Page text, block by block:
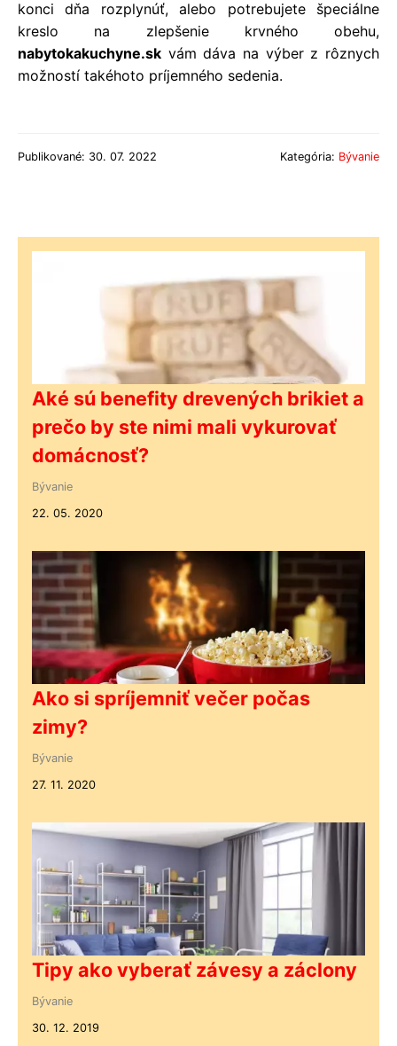
konci dňa rozplynúť, alebo potrebujete špeciálne
kreslo na zlepšenie krvného obehu,
nabytokakuchyne.sk vám dáva na výber z rôznych
možností takéhoto príjemného sedenia.
Publikované: 30. 07. 2022 Kategória: Bývanie
Aké sú benefity drevených brikiet a
prečo by ste nimi mali vykurovať
domácnosť?
Bývanie
22. 05. 2020
Ako si spríjemniť večer počas
zimy?
Bývanie
27. 11. 2020
Tipy ako vyberať závesy a záclony
Bývanie
30. 12. 2019